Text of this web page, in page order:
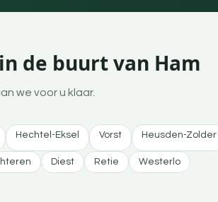
de buurt van Ham
we voor u klaar.
Hechtel-Eksel Vorst Heusden-Zolder
Diest Retie Westerlo